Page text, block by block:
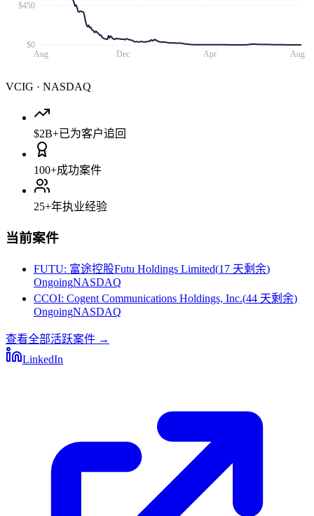
Aug Dec Apr Aug
$0
$450
VCIG · NASDAQ
$2B+已为客户追回
100+成功案件
25+年执业经验
当前案件
FUTU: 富途控股Futu Holdings Limited(17 天剩余)
OngoingNASDAQ
CCOI: Cogent Communications Holdings, Inc.(44 天剩余)
OngoingNASDAQ
查看全部活跃案件 →
LinkedIn